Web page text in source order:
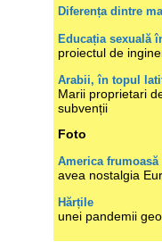
Diferența dintre
Educația sexuală
proiectul de
Arabii, în topul
Marii proprietari
subvenții
Foto
America frumoasă
avea nostalgia
Hărțile
unei pandemii